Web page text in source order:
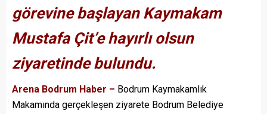
görevine başlayan Kaymakam
Mustafa Çit’e hayırlı olsun
ziyaretinde bulundu.
Arena Bodrum Haber – Bodrum Kaymakamlık
Makamında gerçekleşen ziyarete Bodrum Belediye